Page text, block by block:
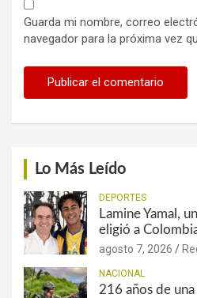
Guarda mi nombre, correo
navegador para la próxima vez
Lo Más Leído
DEPORTES
Lamine Yamal,
eligió a
agosto 7, 2026
NACIONAL
216 años de